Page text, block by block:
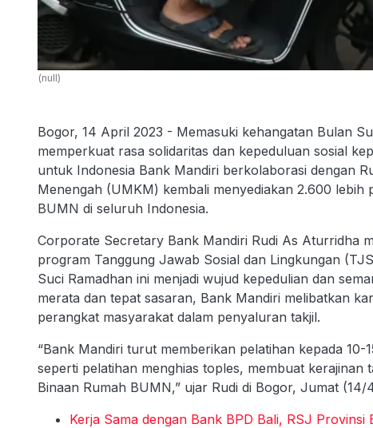
(null)
Bogor, 14 April 2023 - Memasuki kehangatan Bulan
memperkuat rasa solidaritas dan kepeduluan sosial
untuk Indonesia Bank Mandiri berkolaborasi dengan
Menengah (UMKM) kembali menyediakan 2.600 lebih
BUMN di seluruh Indonesia.
Corporate Secretary Bank Mandiri Rudi As Aturridha
program Tanggung Jawab Sosial dan Lingkungan
Suci Ramadhan ini menjadi wujud kepedulian dan
merata dan tepat sasaran, Bank Mandiri melibatkan
perangkat masyarakat dalam penyaluran takjil.
“Bank Mandiri turut memberikan pelatihan kepada
seperti pelatihan menghias toples, membuat
Binaan Rumah BUMN,” ujar Rudi di Bogor, Jumat (14/
Kerja Sama dengan Bank BPD Bali, RSJ